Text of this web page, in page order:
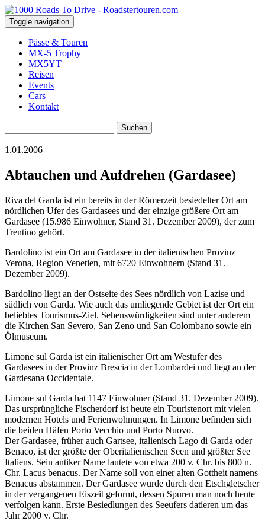
Toggle navigation
Pässe & Touren
MX-5 Trophy
MX5YT
Reisen
Events
Cars
Kontakt
nach:
1.01.2006
Abtauchen und Aufdrehen (Gardasee)
Riva del Garda ist ein bereits in der Römerzeit besiedelter Ort am
nördlichen Ufer des Gardasees und der einzige größere Ort am
Gardasee (15.986 Einwohner, Stand 31. Dezember 2009), der zum
Trentino gehört.
Bardolino ist ein Ort am Gardasee in der italienischen Provinz
Verona, Region Venetien, mit 6720 Einwohnern (Stand 31.
Dezember 2009).
Bardolino liegt an der Ostseite des Sees nördlich von Lazise und
südlich von Garda. Wie auch das umliegende Gebiet ist der Ort ein
beliebtes Tourismus-Ziel. Sehenswürdigkeiten sind unter anderem
die Kirchen San Severo, San Zeno und San Colombano sowie ein
Ölmuseum.
Limone sul Garda ist ein italienischer Ort am Westufer des
Gardasees in der Provinz Brescia in der Lombardei und liegt an der
Gardesana Occidentale.
Limone sul Garda hat 1147 Einwohner (Stand 31. Dezember 2009).
Das ursprüngliche Fischerdorf ist heute ein Touristenort mit vielen
modernen Hotels und Ferienwohnungen. In Limone befinden sich
die beiden Häfen Porto Vecchio und Porto Nuovo.
Der Gardasee, früher auch Gartsee, italienisch Lago di Garda oder
Benaco, ist der größte der Oberitalienischen Seen und größter See
Italiens. Sein antiker Name lautete von etwa 200 v. Chr. bis 800 n.
Chr. Lacus benacus. Der Name soll von einer alten Gottheit namens
Benacus abstammen. Der Gardasee wurde durch den Etschgletscher
in der vergangenen Eiszeit geformt, dessen Spuren man noch heute
verfolgen kann. Erste Besiedlungen des Seeufers datieren um das
Jahr 2000 v. Chr.